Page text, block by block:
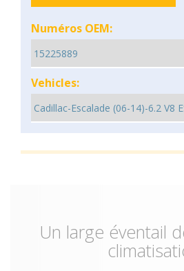
Numéros OEM:
Vehicles:
Un large éventail